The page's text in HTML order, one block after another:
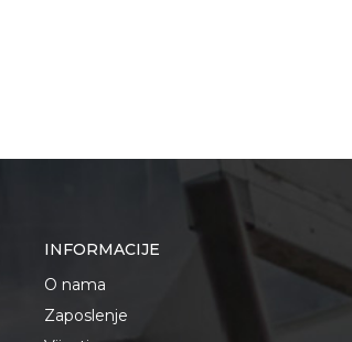
INFORMACIJE
O nama
Zaposlenje